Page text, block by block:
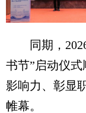
同期，2026
书节”启动仪
影响力、彰显
帷幕。